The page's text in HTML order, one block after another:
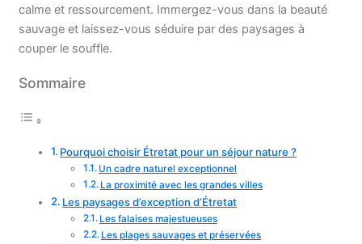
calme et ressourcement. Immergez-vous dans la beauté
sauvage et laissez-vous séduire par des paysages à
couper le souffle.
Sommaire
Pourquoi choisir Étretat pour un séjour nature ?
Un cadre naturel exceptionnel
La proximité avec les grandes villes
Les paysages d’exception d’Étretat
Les falaises majestueuses
Les plages sauvages et préservées